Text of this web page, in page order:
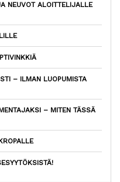
NEUVOT ALOITTELIJALLE
– ILMAN LUOPUMISTA
– MITEN TÄSSÄ